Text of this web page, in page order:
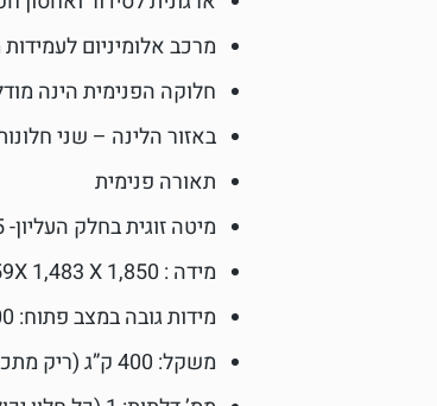
מרכב אלומיניום
חלוקה הפנימית הינה
באזור הלינה – שני
תאורה פנימית
מיטה זוגית בחלק העליון- 1,925X1,225 מ”מ
מידה : 2,859X 1,483 X 1,850 מ”מ
מידות גובה במצב פתוח: 2,800 מ”מ
משקל: 400 ק”ג (ריק מתכולה) כ770 ק”ג מזווד מלא